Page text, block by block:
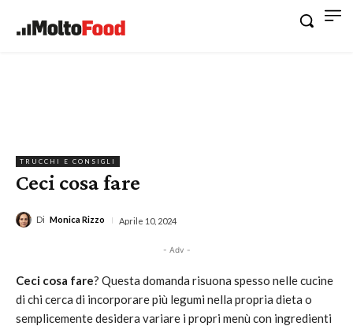
TRUCCHI E CONSIGLI
Ceci cosa fare
Di Monica Rizzo Aprile 10, 2024
- Adv -
Ceci cosa fare? Questa domanda risuona spesso nelle cucine
di chi cerca di incorporare più legumi nella propria dieta o
semplicemente desidera variare i propri menù con ingredienti